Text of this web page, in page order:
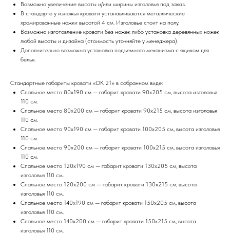
Возможно увеличение высоты и/или ширины изголовья под заказ.
В стандарте у изножья кровати устанавливаются металлические
хромированные ножки высотой 4 см. Изголовье стоит на полу.
Возможно изготовление кровати без ножек либо установка деревянных ножек
любой высоты и дизайна (стоимость уточняйте у менеджера).
Дополнительно возможна установка подъемного механизма с ящиком для
белья.
Стандартные габариты кровати «DK 21» в собранном виде:
Спальное место 80х190 см — габарит кровати 90х205 см, высота изголовья
110 см.
Спальное место 80х200 см — габарит кровати 90х215 см, высота изголовья
110 см.
Спальное место 90х190 см — габарит кровати 100х205 см, высота изголовья
110 см.
Спальное место 90х200 см — габарит кровати 100х215 см, высота изголовья
110 см.
Спальное место 120х190 см — габарит кровати 130х205 см, высота
изголовья 110 см.
Спальное место 120х200 см — габарит кровати 130х215 см, высота
изголовья 110 см.
Спальное место 140х190 см — габарит кровати 150х205 см, высота
изголовья 110 см.
Спальное место 140х200 см — габарит кровати 150х215 см, высота
изголовья 110 см.